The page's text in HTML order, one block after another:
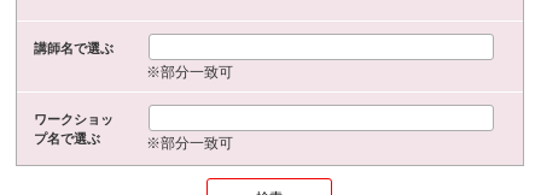
講師名で選ぶ
※部分一致可
ワークショッ
プ名で選ぶ
※部分一致可